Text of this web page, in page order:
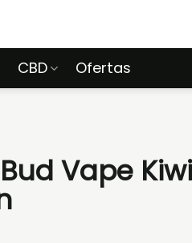
CBD Ofertas
Vape Kiwi